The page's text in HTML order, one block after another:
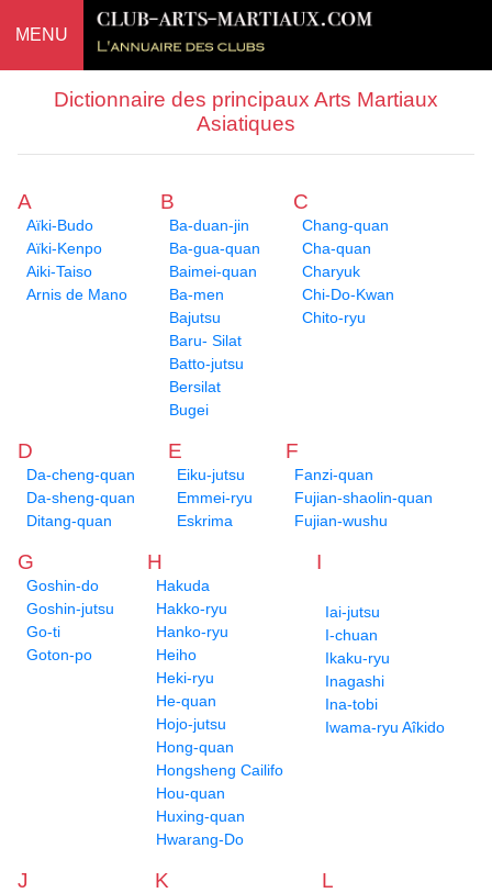
MENU
Dictionnaire des principaux Arts Martiaux
Asiatiques
A
Aïki-Budo
Aïki-Kenpo
Aiki-Taiso
Arnis de Mano
B
Ba-duan-jin
Ba-gua-quan
Baimei-quan
Ba-men
Bajutsu
Baru- Silat
Batto-jutsu
Bersilat
Bugei
C
Chang-quan
Cha-quan
Charyuk
Chi-Do-Kwan
Chito-ryu
D
Da-cheng-quan
Da-sheng-quan
Ditang-quan
E
Eiku-jutsu
Emmei-ryu
Eskrima
F
Fanzi-quan
Fujian-shaolin-quan
Fujian-wushu
G
Goshin-do
Goshin-jutsu
Go-ti
Goton-po
H
Hakuda
Hakko-ryu
Hanko-ryu
Heiho
Heki-ryu
He-quan
Hojo-jutsu
Hong-quan
Hongsheng Cailifo
Hou-quan
Huxing-quan
Hwarang-Do
I
Iai-jutsu
I-chuan
Ikaku-ryu
Inagashi
Ina-tobi
Iwama-ryu Aîkido
J K L